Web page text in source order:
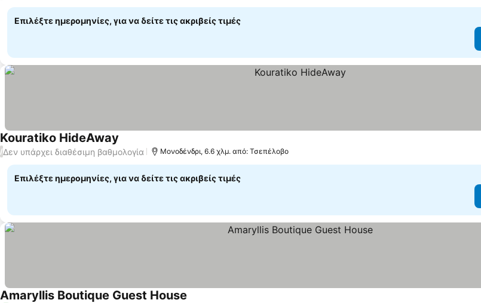
Επιλέξτε ημερομηνίες, για να δείτε τις ακριβείς τιμές
Kouratiko HideAway
/Δεν υπάρχει διαθέσιμη βαθμολογία Μονοδένδρι, 6.6 χλμ. από: Τσεπέλοβο
Επιλέξτε ημερομηνίες, για να δείτε τις ακριβείς τιμές
Amaryllis Boutique Guest House